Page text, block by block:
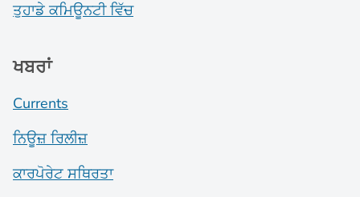
ਤੁਹਾਡੇ ਕਮਿਊਨਟੀ ਵਿੱਚ
ਖਬਰਾਂ
Currents
ਨਿਊਜ਼ ਰਿਲੀਜ਼
ਕਾਰਪੋਰੇਟ ਸਥਿਰਤਾ